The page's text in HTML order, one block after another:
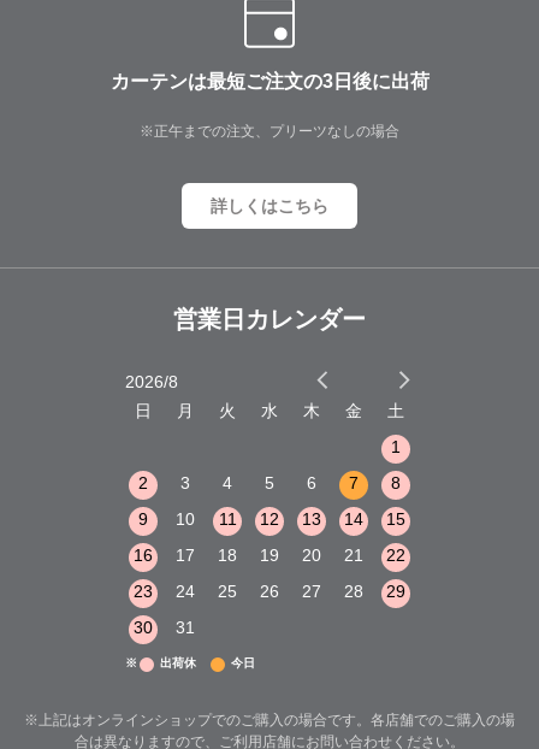
カーテンは最短ご注文の3日後に出荷
※正午までの注文、プリーツなしの場合
詳しくはこちら
営業日カレンダー
2026/8
日
月 火 水 木 金
土
1
2
3 4 5 6 7
8
9
10 11 12 13 14
15
16
17 18 19 20 21
22
23
24 25 26 27 28
29
30
31
※ 出荷休 今日
※上記はオンラインショップでのご購入の場合です。各店舗でのご購入の場
合は異なりますので、ご利用店舗にお問い合わせください。